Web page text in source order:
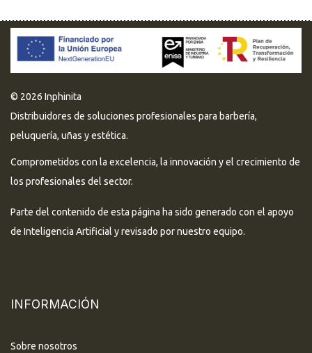
© 2026 Inphinita
Distribuidores de soluciones profesionales para barbería,
peluquería, uñas y estética.
Comprometidos con la excelencia, la innovación y el crecimiento de
los profesionales del sector.
Parte del contenido de esta página ha sido generado con el apoyo
de Inteligencia Artificial y revisado por nuestro equipo.
INFORMACIÓN
Sobre nosotros